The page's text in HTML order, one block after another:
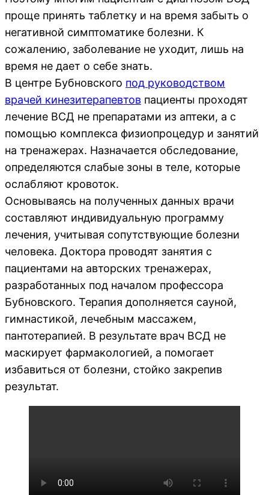
проще принять таблетку и на время забыть о
негативной симптоматике болезни. К
сожалению, заболевание не уходит, лишь на
время не дает о себе знать.
В центре Бубновского под руководством
врачей кинезитерапевтов пациенты проходят
лечение ВСД не препаратами из аптеки, а с
помощью комплекса физиопроцедур и занятий
на тренажерах. Назначается обследование,
определяются слабые зоны в теле, которые
ослабляют кровоток.
Основываясь на полученных данных врачи
составляют индивидуальную программу
лечения, учитывая сопутствующие болезни
человека. Доктора проводят занятия с
пациентами на авторских тренажерах,
разработанных под началом профессора
Бубновского. Терапия дополняется сауной,
гимнастикой, лечебным массажем,
пантотерапией. В результате врач ВСД не
маскирует фармакологией, а помогает
избавиться от болезни, стойко закрепив
результат.